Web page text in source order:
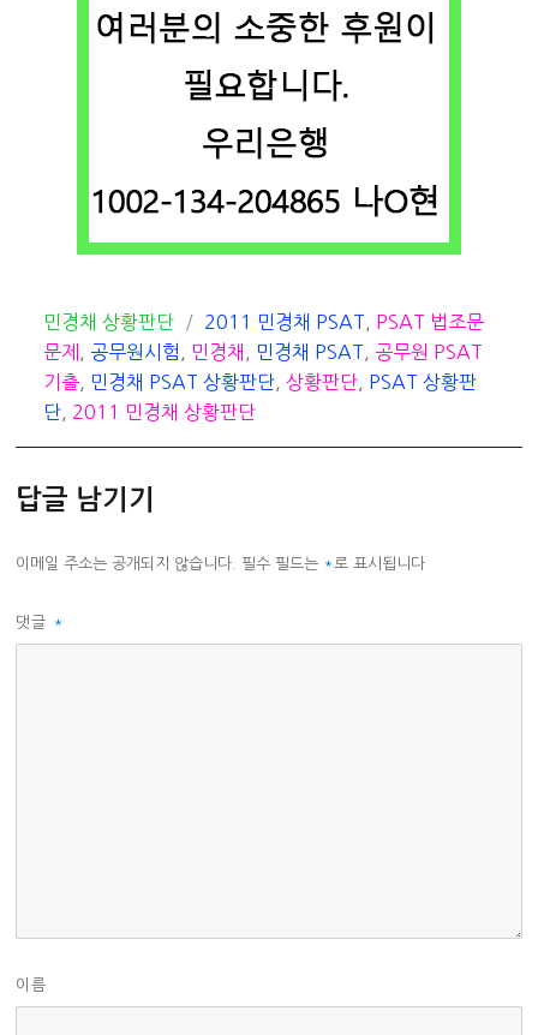
카
테
고
리
민경채 상황판단
태
그
2011 민경채 PSAT
PSAT 법조문
문제
공무원시험 민경채 민경채 PSAT
공무원 PSAT
기출
민경채 PSAT 상황판단 ,상황판단
PSAT 상황판
단
2011 민경채 상황판단
답글 남기기
이메일 주소는 공개되지 않습니다. 필수 필드는 *로 표시됩니다
댓글 *
이름